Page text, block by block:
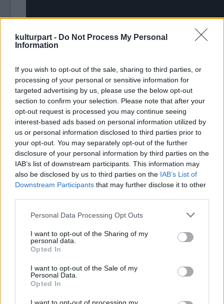
kulturpart - Do Not Process My Personal
Information
If you wish to opt-out of the sale, sharing to third parties, or
processing of your personal or sensitive information for
targeted advertising by us, please use the below opt-out
section to confirm your selection. Please note that after your
opt-out request is processed you may continue seeing
interest-based ads based on personal information utilized by
us or personal information disclosed to third parties prior to
your opt-out. You may separately opt-out of the further
disclosure of your personal information by third parties on the
IAB’s list of downstream participants. This information may
also be disclosed by us to third parties on the IAB’s List of
Downstream Participants that may further disclose it to other
Please note that this website/app uses one or more Google
not limited to your visit or usage behaviour. You may click to
grant or deny consent to Google and its third-party tags to
use your data for below specified purposes in below Google
consent section.
Personal Data Processing Opt Outs
I want to opt-out of the Sharing of my
personal data.
Opted In
I want to opt-out of the Sale of my
Personal Data.
Opted In